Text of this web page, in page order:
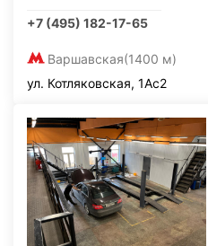
+7 (495) 182-17-65
Варшавская(1400 м)
ул. Котляковская, 1Ас2